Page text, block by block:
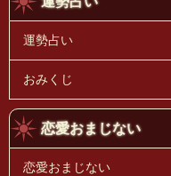
運勢占い
おみくじ
恋愛おまじない
恋愛おまじない